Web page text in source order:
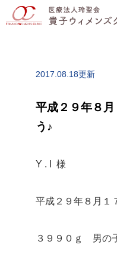
2017.08.18更新
平成２９年８
う♪
Y . I 様
平成２９年８月
３９９０ｇ 男の